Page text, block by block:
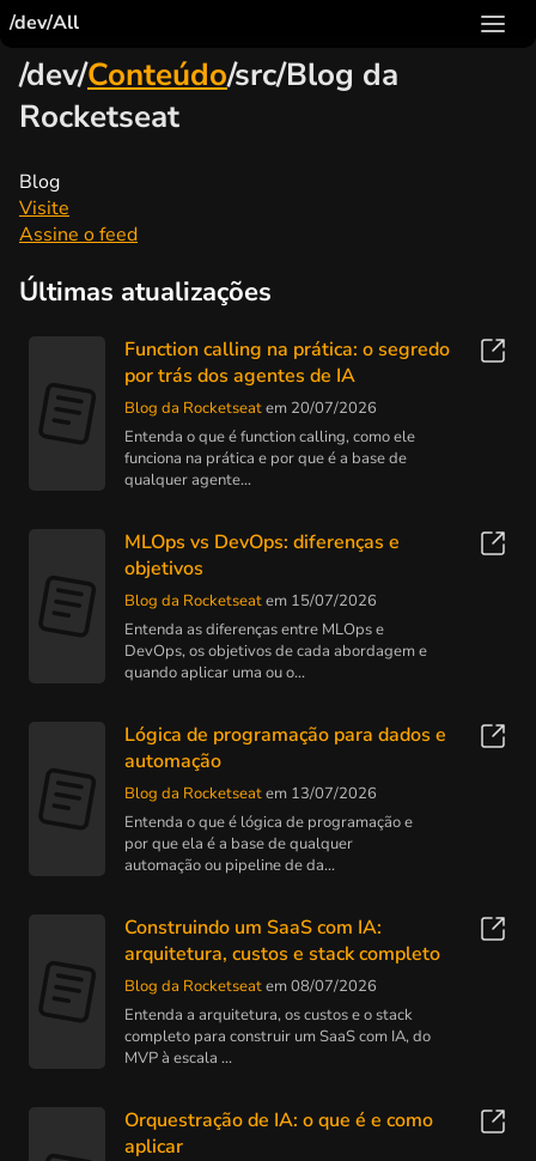
/dev/All
/dev/Conteúdo/src/Blog da
Rocketseat
Blog
Visite
Assine o feed
Últimas atualizações
Function calling na prática: o segredo
por trás dos agentes de IA
Blog da Rocketseatem 20/07/2026
Entenda o que é function calling, como ele
funciona na prática e por que é a base de
qualquer agente...
MLOps vs DevOps: diferenças e
objetivos
Blog da Rocketseatem 15/07/2026
Entenda as diferenças entre MLOps e
DevOps, os objetivos de cada abordagem e
quando aplicar uma ou o...
Lógica de programação para dados e
automação
Blog da Rocketseatem 13/07/2026
Entenda o que é lógica de programação e
por que ela é a base de qualquer
automação ou pipeline de da...
Construindo um SaaS com IA:
arquitetura, custos e stack completo
Blog da Rocketseatem 08/07/2026
Entenda a arquitetura, os custos e o stack
completo para construir um SaaS com IA, do
MVP à escala ...
Orquestração de IA: o que é e como
aplicar